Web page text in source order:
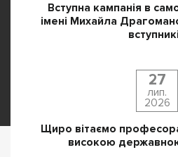
Вступна кампанія в
імені Михайла
27
лип.
2026
Щиро вітаємо
високою